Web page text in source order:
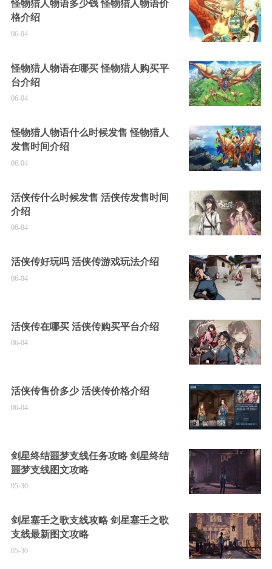
怪物猎人物语多少钱 怪物猎人物语价
格介绍
06-04
怪物猎人物语在哪买 怪物猎人购买平
台介绍
06-04
怪物猎人物语什么时候发售 怪物猎人
发售时间介绍
06-04
活侠传什么时候发售 活侠传发售时间
介绍
06-04
活侠传好玩吗 活侠传游戏玩法介绍
06-04
活侠传在哪买 活侠传购买平台介绍
06-04
活侠传售价多少 活侠传价格介绍
06-04
剑星终结噩梦支线任务攻略 剑星终结
噩梦支线图文攻略
05-30
剑星塞壬之歌支线攻略 剑星塞壬之歌
支线最新图文攻略
05-30